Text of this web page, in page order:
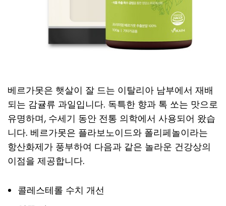
베르가못은 햇살이 잘 드는 이탈리아 남부에서 재배
되는 감귤류 과일입니다. 독특한 향과 톡 쏘는 맛으로
유명하며, 수세기 동안 전통 의학에서 사용되어 왔습
니다. 베르가못은 플라보노이드와 폴리페놀이라는
항산화제가 풍부하여 다음과 같은 놀라운 건강상의
이점을 제공합니다.
콜레스테롤 수치 개선